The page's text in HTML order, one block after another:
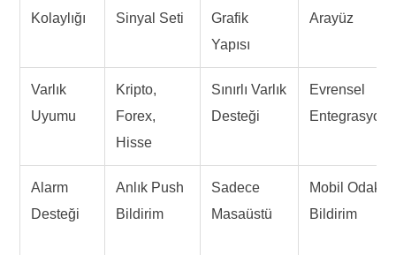
Kolaylığı
Sinyal Seti
Grafik
Yapısı
Arayüz
Varlık
Uyumu
Kripto,
Forex,
Hisse
Sınırlı Varlık
Desteği
Evrensel
Entegrasyon
Alarm
Desteği
Anlık Push
Bildirim
Sadece
Masaüstü
Mobil Odaklı
Bildirim